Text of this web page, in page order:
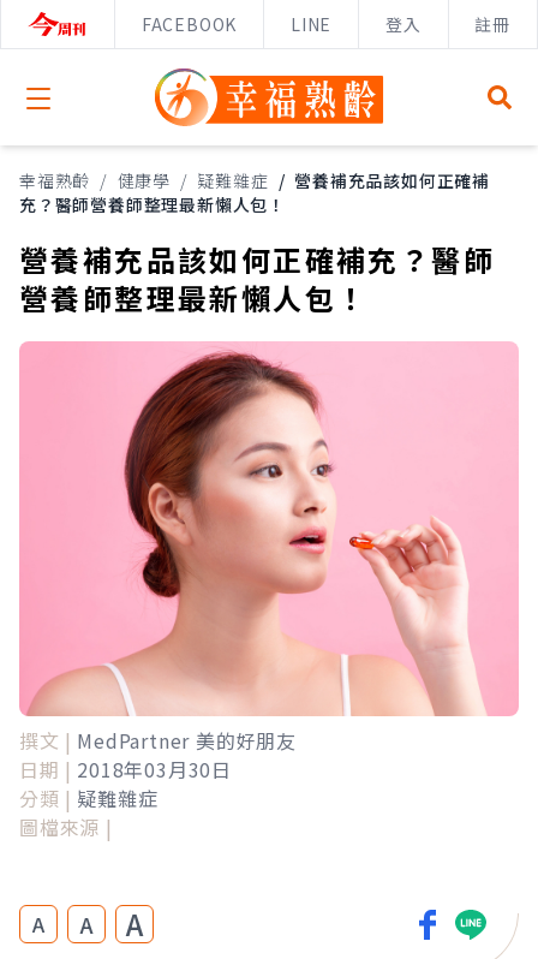
FACEBOOK LINE 登入 註冊
Open menu
幸福熟齡 / 健康學 / 疑難雜症 / 營養補充品該如何正確補
充？醫師營養師整理最新懶人包！
營養補充品該如何正確補充？醫師
營養師整理最新懶人包！
撰文 | MedPartner 美的好朋友
日期 | 2018年03月30日
分類 | 疑難雜症
圖檔來源 |
A A A